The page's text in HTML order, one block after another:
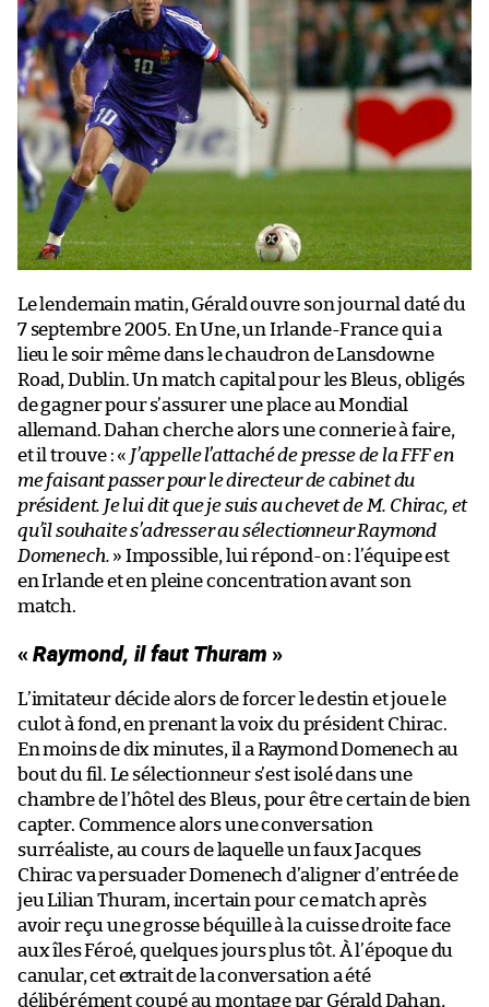
Le lendemain matin, Gérald ouvre son journal daté du
7 septembre 2005. En Une, un Irlande-France qui a
lieu le soir même dans le chaudron de Lansdowne
Road, Dublin. Un match capital pour les Bleus, obligés
de gagner pour s’assurer une place au Mondial
allemand. Dahan cherche alors une connerie à faire,
et il trouve : « J’appelle l’attaché de presse de la FFF en
me faisant passer pour le directeur de cabinet du
président. Je lui dit que je suis au chevet de M. Chirac, et
qu’il souhaite s’adresser au sélectionneur Raymond
Domenech. » Impossible, lui répond-on : l’équipe est
en Irlande et en pleine concentration avant son
match.
«Raymond, il faut Thuram »
L’imitateur décide alors de forcer le destin et joue le
culot à fond, en prenant la voix du président Chirac.
En moins de dix minutes, il a Raymond Domenech au
bout du fil. Le sélectionneur s’est isolé dans une
chambre de l’hôtel des Bleus, pour être certain de bien
capter. Commence alors une conversation
surréaliste, au cours de laquelle un faux Jacques
Chirac va persuader Domenech d’aligner d’entrée de
jeu Lilian Thuram, incertain pour ce match après
avoir reçu une grosse béquille à la cuisse droite face
aux îles Féroé, quelques jours plus tôt. À l’époque du
canular, cet extrait de la conversation a été
délibérément coupé au montage par Gérald Dahan,